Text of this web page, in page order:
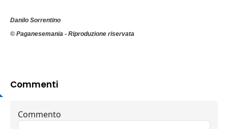
Danilo Sorrentino
© Paganesemania - Riproduzione riservata
Commenti